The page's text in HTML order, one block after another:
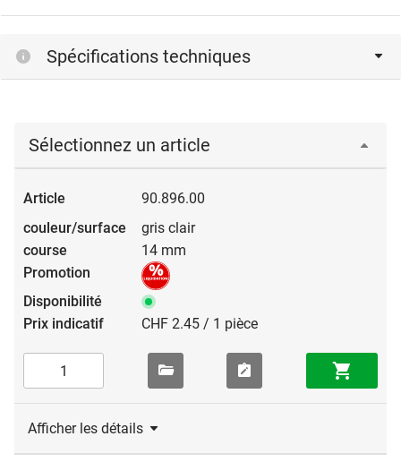
Spécifications techniques
Sélectionnez un article
90.896.00
gris clair
14 mm
CHF 2.45 / 1 pièce
Afficher les détails